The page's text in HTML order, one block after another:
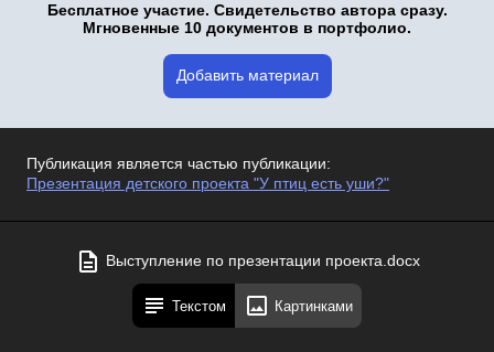
Бесплатное участие. Свидетельство автора сразу.
Мгновенные 10 документов в портфолио.
Добавить материал
Публикация является частью публикации:
Презентация детского проекта "У птиц есть уши?"
Выступление по презентации проекта.docx
Текстом Картинками